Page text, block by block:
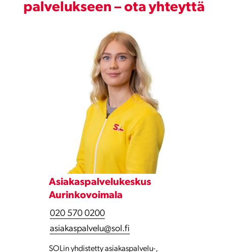
palvelukseen – ota yhteyttä
Asiakaspalvelukeskus
Aurinkovoimala
020 570 0200
asiakaspalvelu@sol.fi
SOLin yhdistetty asiakaspalvelu-,